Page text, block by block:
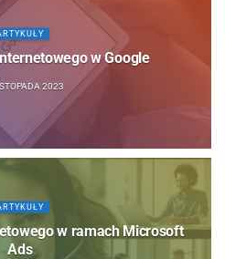
w Google
2023
w ramach Microsoft
Ads